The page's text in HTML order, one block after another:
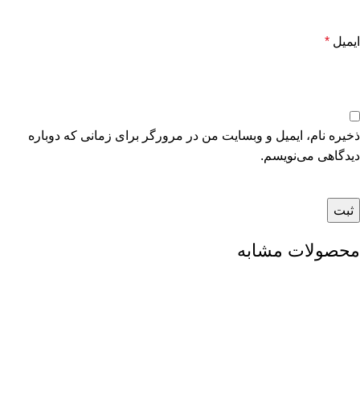
ایمیل *
ذخیره نام، ایمیل و وبسایت من در مرورگر برای زمانی که دوباره
دیدگاهی می‌نویسم.
محصولات مشابه